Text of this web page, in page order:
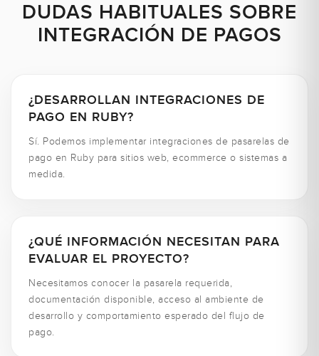
DUDAS HABITUALES SOBRE
INTEGRACIÓN DE PAGOS
¿DESARROLLAN INTEGRACIONES DE
PAGO EN RUBY?
Sí. Podemos implementar integraciones de pasarelas de
pago en Ruby para sitios web, ecommerce o sistemas a
medida.
¿QUÉ INFORMACIÓN NECESITAN PARA
EVALUAR EL PROYECTO?
Necesitamos conocer la pasarela requerida,
documentación disponible, acceso al ambiente de
desarrollo y comportamiento esperado del flujo de
pago.